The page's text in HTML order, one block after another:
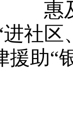
惠
进社
援助“